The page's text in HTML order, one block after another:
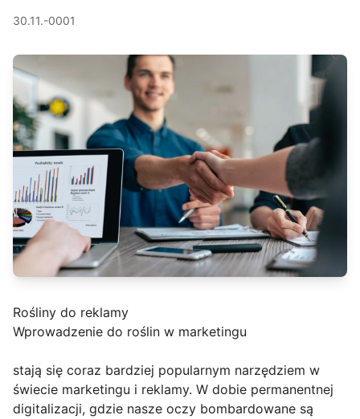
30.11.-0001
Rośliny do reklamy
Wprowadzenie do roślin w marketingu
stają się coraz bardziej popularnym narzędziem w
świecie marketingu i reklamy. W dobie permanentnej
digitalizacji, gdzie nasze oczy bombardowane są